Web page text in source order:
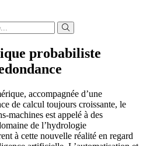
probabiliste
accompagnée d’une
de calcul toujours croissante, le
machines est appelé à des
de l’hydrologie
à cette nouvelle réalité en regard